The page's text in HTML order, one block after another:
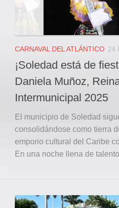
CARNAVAL DEL ATLÁNTICO 24
¡Soledad está de
Daniela Muñoz,
Intermunicipal 2025
El municipio de Soledad
consolidándose como tierra
emporio cultural del Caribe
En una noche llena de